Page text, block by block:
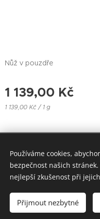
Nůž v pouzdře
1 139,00 Kč
1 139,00 Kč / 1 g
Tel: +420 607
Používáme cookies,
bezpečnost našich
nejlepší zkušenost při
Přijmout nezbytné